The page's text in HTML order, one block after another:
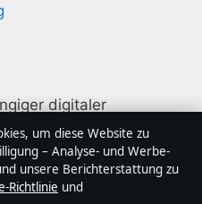
digitaler
auf Politik, Wirtschaft,
Jeder Artikel
Redakteur geprüft
faktengecheckt.
um diese Website zu
– Analyse- und Werbe-
unsere Berichterstattung zu
Richtlinie und